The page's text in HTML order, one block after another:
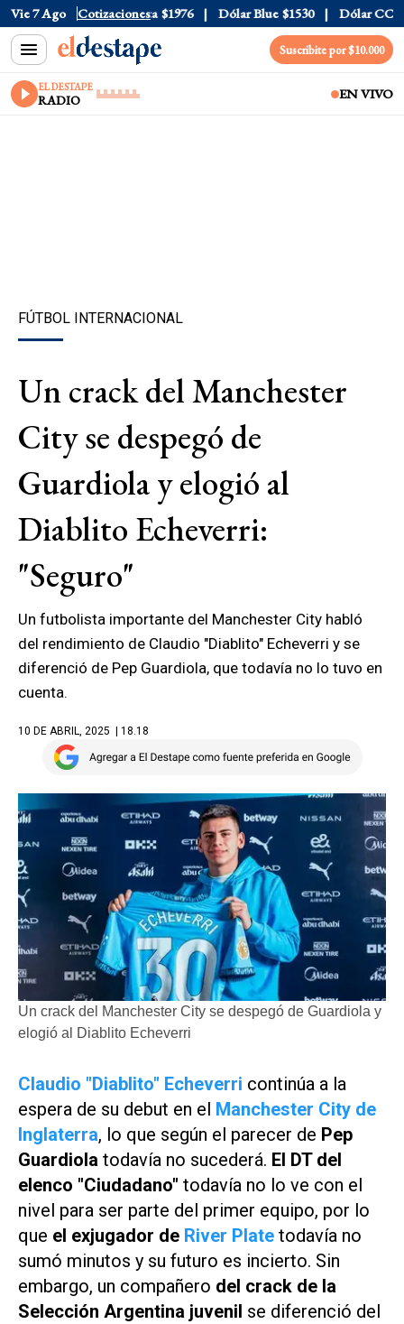
Vie 7 Ago Cotizaciones
$1520 Dólar Tarjeta $1976 Dólar Blue $1530 Dólar CCL
Suscribite por $10.000
EL DESTAPE
RADIO EN VIVO
FÚTBOL INTERNACIONAL
Un crack del Manchester
City se despegó de
Guardiola y elogió al
Diablito Echeverri:
"Seguro"
Un futbolista importante del Manchester City habló
del rendimiento de Claudio "Diablito" Echeverri y se
diferenció de Pep Guardiola, que todavía no lo tuvo en
cuenta.
10 DE ABRIL, 2025 | 18.18
Un crack del Manchester City se despegó de Guardiola y
elogió al Diablito Echeverri
Claudio "Diablito" Echeverri continúa a la
espera de su debut en el Manchester City de
Inglaterra, lo que según el parecer de Pep
Guardiola todavía no sucederá. El DT del
elenco "Ciudadano" todavía no lo ve con el
nivel para ser parte del primer equipo, por lo
que el exjugador de River Plate todavía no
sumó minutos y su futuro es incierto. Sin
embargo, un compañero del crack de la
Selección Argentina juvenil se diferenció del